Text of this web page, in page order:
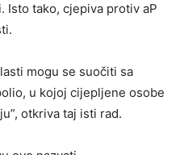
Isto tako, cjepiva protiv aP
mogu se suočiti sa
u kojoj cijepljene osobe
otkriva taj isti rad.